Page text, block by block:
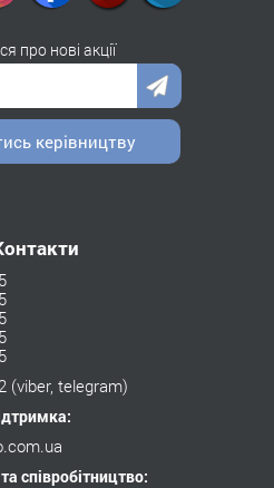
про нові акції
керівництву
(viber, telegram)
співробітництво: